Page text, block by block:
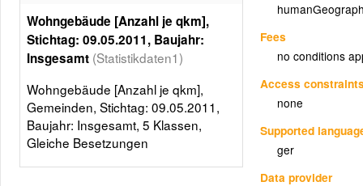
Fees
no conditions
Access
none
Supported
ger
Data provider
Wohngebäude [Anzahl je qkm],
Stichtag: 09.05.2011, Baujahr:
Insgesamt (Statistikdaten1)
Wohngebäude [Anzahl je qkm],
Gemeinden, Stichtag: 09.05.2011,
Baujahr: Insgesamt, 5 Klassen,
Gleiche Besetzungen
Layer metadata (xml)